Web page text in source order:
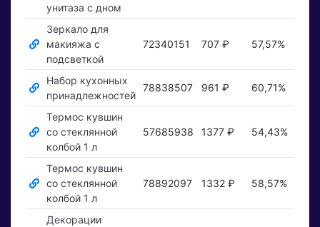
унитаза с дном
Зеркало для
макияжа с
подсветкой
72340151 707 ₽ 57,57%
Набор кухонных
принадлежностей
78838507 961 ₽ 60,71%
Термос кувшин
со стеклянной
колбой 1 л
57685938 1377 ₽ 54,43%
Термос кувшин
со стеклянной
колбой 1 л
78892097 1332 ₽ 58,57%
Декорации